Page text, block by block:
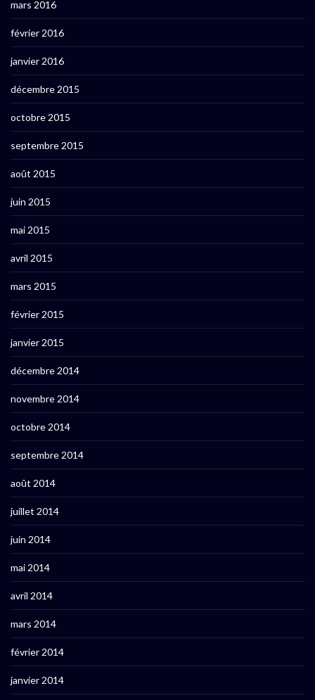
mars 2016
février 2016
janvier 2016
décembre 2015
octobre 2015
septembre 2015
août 2015
juin 2015
mai 2015
avril 2015
mars 2015
février 2015
janvier 2015
décembre 2014
novembre 2014
octobre 2014
septembre 2014
août 2014
juillet 2014
juin 2014
mai 2014
avril 2014
mars 2014
février 2014
janvier 2014